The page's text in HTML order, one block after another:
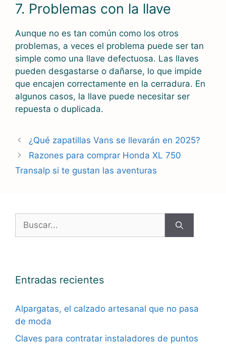
7. Problemas con la llave
Aunque no es tan común como los otros
problemas, a veces el problema puede ser tan
simple como una llave defectuosa. Las llaves
pueden desgastarse o dañarse, lo que impide
que encajen correctamente en la cerradura. En
algunos casos, la llave puede necesitar ser
repuesta o duplicada.
¿Qué zapatillas Vans se llevarán en 2025?
Razones para comprar Honda XL 750
Transalp si te gustan las aventuras
Buscar:
Entradas recientes
Alpargatas, el calzado artesanal que no pasa
de moda
Claves para contratar instaladores de puntos